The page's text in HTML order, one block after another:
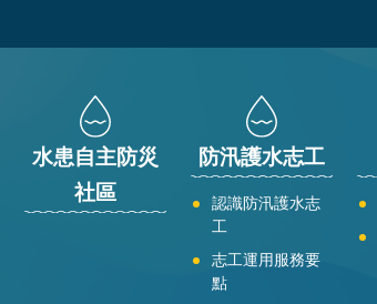
水患自主防災
社區
防汛護水志工
認識防汛護水志
工
志工運用服務要
點